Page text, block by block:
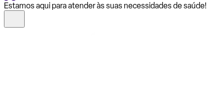
Estamos aqui para atender às suas necessidades de saúde!